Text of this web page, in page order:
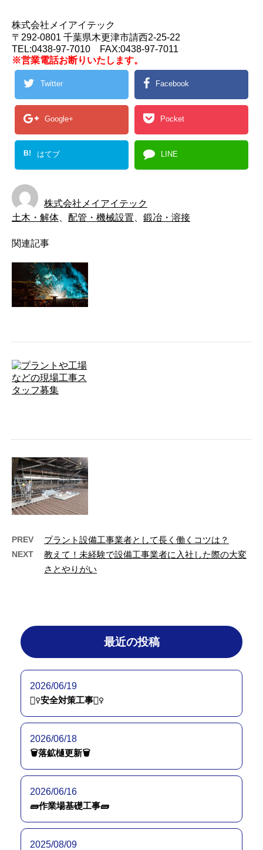
株式会社メイアイテック
〒292-0801 千葉県木更津市請西2-25-22
TEL:0438-97-7010 FAX:0438-97-7011
※営業電話お断りいたします。
Twitter Facebook
Google+ Pocket
B! はてブ LINE
株式会社メイアイテック
土木・解体
配管・機械設置 鍛冶・溶接
関連記事
PREV プラント設備工事業者として長く働くコツは？
NEXT
教えて！未経験で設備工事業者に入社した際の大変
さとやりがい
最近の投稿
2026/06/19
👷‍♀️安全対策工事👷‍♀️
2026/06/18
🗑落鉱樋更新🗑
2026/06/16
🧱作業場基礎工事🧱
2025/08/09